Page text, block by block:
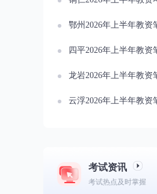
鄂州2026年上半年教资笔试成绩
四平2026年上半年教资笔试考
龙岩2026年上半年教资笔试成
云浮2026年上半年教资笔试准考
考试资讯
考试热点及时掌握